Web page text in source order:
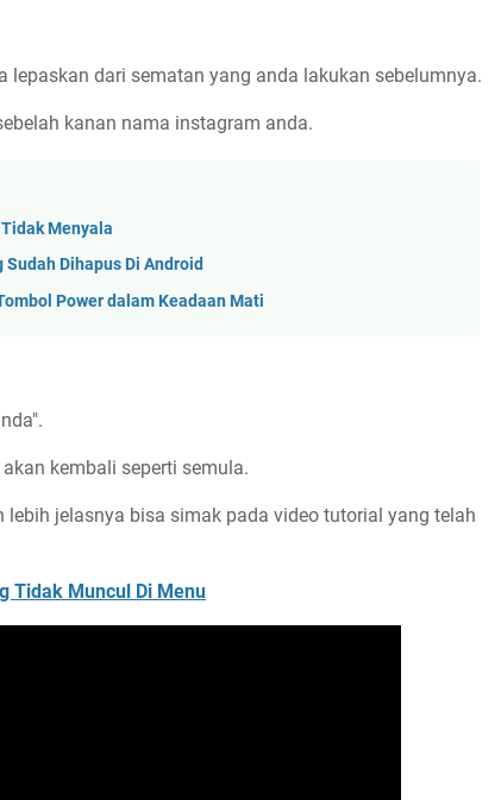
dari sematan yang anda lakukan sebelumnya.
kanan nama instagram anda.
Menyala
Dihapus Di Android
Power dalam Keadaan Mati
kembali seperti semula.
jelasnya bisa simak pada video tutorial yang telah
Tidak Muncul Di Menu